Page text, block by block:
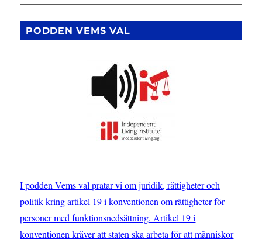
av
diskriminering”
diskriminering
Stockholm
PODDEN VEMS VAL
I podden Vems val pratar vi om juridik, rättigheter och
politik kring artikel 19 i konventionen om rättigheter för
personer med funktionsnedsättning. Artikel 19 i
konventionen kräver att staten ska arbeta för att människor